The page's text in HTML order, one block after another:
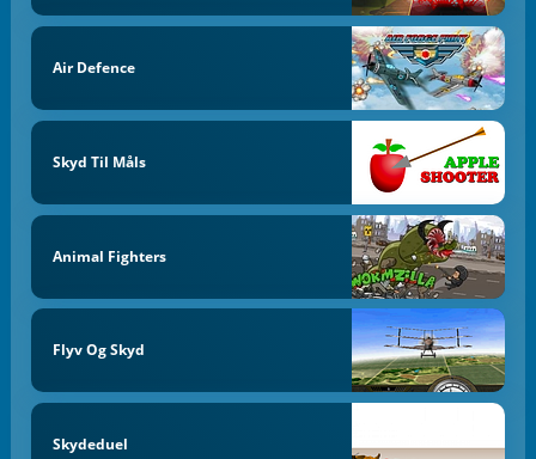
Air Defence
Skyd Til Måls
Animal Fighters
Flyv Og Skyd
Skydeduel